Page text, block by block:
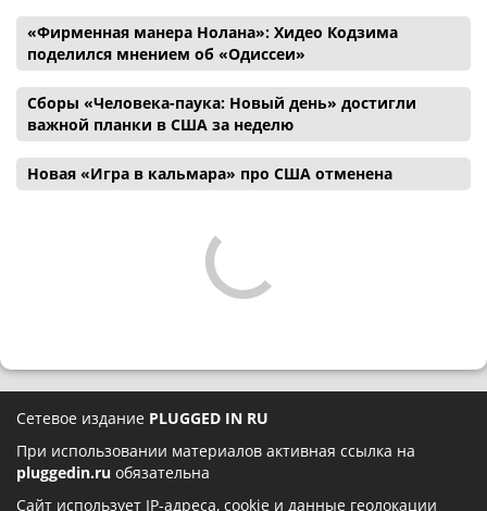
«Фирменная манера Нолана»: Хидео Кодзима
поделился мнением об «Одиссеи»
Сборы «Человека-паука: Новый день» достигли
важной планки в США за неделю
Новая «Игра в кальмара» про США отменена
Сетевое издание PLUGGED IN RU
При использовании материалов активная ссылка на
pluggedin.ru обязательна
Сайт использует IP-адреса, cookie и данные геолокации